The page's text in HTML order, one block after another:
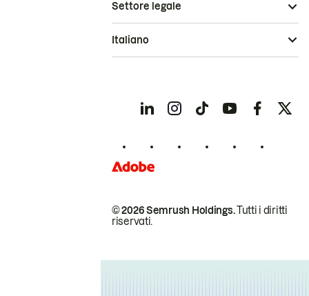
© 2026 Semrush Holdings.Tutti i diritti
riservati.
Settore legale
Italiano